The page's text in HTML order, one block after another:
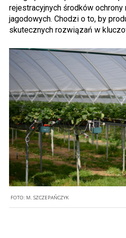
rejestracyjnych środków ochrony
jagodowych. Chodzi o to, by
skutecznych rozwiązań w
FOTO: M. SZCZEPAŃCZYK